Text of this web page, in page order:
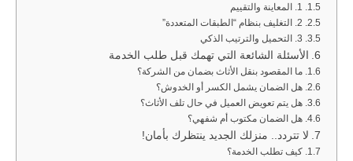
1. المعاينة والتقييم
2. التغليف بنظام “الطبقات المتعددة”
3. التحميل والترتيب الذكي
الأسئلة الشائعة التي تهمك قبل طلب الخدمة
ما المقصود بنقل الأثاث بضمان من الشركة؟
هل الضمان يشمل الكسر أو الخدوش؟
هل يتم تعويض العميل في حال تلف الأثاث؟
هل الضمان مكتوب أم شفهي؟
لا تتردد.. منزلك الجديد ينتظرك بأمان!
كيف تطلب الخدمة؟